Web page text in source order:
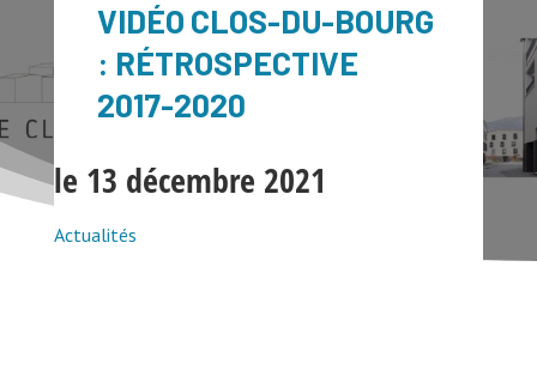
VIDÉO CLOS-DU-BOURG
: RÉTROSPECTIVE
2017-2020
le 13 décembre 2021
Actualités